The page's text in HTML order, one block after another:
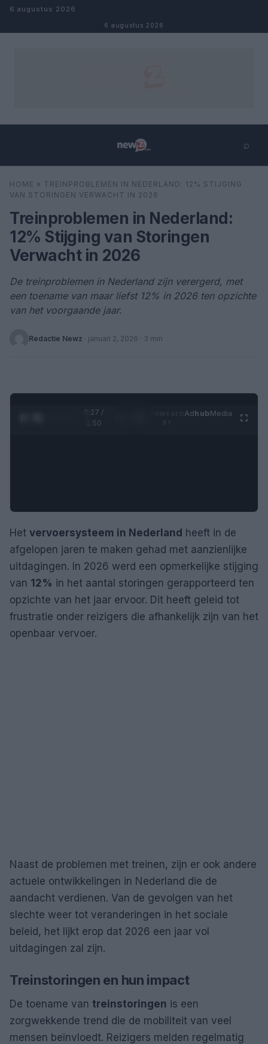
Naar inhoud
6 augustus 2026
6 augustus 2026
⌕
Zoeken ⌕
HOME » TREINPROBLEMEN IN NEDERLAND: 12% STIJGING
VAN STORINGEN VERWACHT IN 2026
Treinproblemen in Nederland:
12% Stijging van Storingen
Verwacht in 2026
De treinproblemen in Nederland zijn verergerd, met
een toename van maar liefst 12% in 2026 ten opzichte
van het voorgaande jaar.
Redactie Newz · januari 2, 2026 · 3 min
0:28 /
1:50
AdhubMedia
Het vervoersysteem in Nederland heeft in de
afgelopen jaren te maken gehad met aanzienlijke
uitdagingen. In 2026 werd een opmerkelijke stijging
van 12% in het aantal storingen gerapporteerd ten
opzichte van het jaar ervoor. Dit heeft geleid tot
frustratie onder reizigers die afhankelijk zijn van het
openbaar vervoer.
Naast de problemen met treinen, zijn er ook andere
actuele ontwikkelingen in Nederland die de
aandacht verdienen. Van de gevolgen van het
slechte weer tot veranderingen in het sociale
beleid, het lijkt erop dat 2026 een jaar vol
uitdagingen zal zijn.
Treinstoringen en hun impact
De toename van treinstoringen is een
zorgwekkende trend die de mobiliteit van veel
mensen beïnvloedt. Reizigers melden regelmatig